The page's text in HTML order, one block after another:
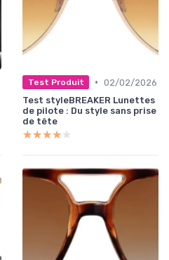
Test Produit • 02/02/2026
Test styleBREAKER Lunettes
de pilote : Du style sans prise
de tête
★★★★★
★★★★★